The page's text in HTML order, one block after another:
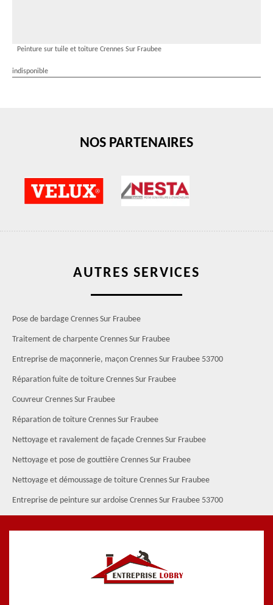
Peinture sur tuile et toiture Crennes Sur Fraubee
indisponible
NOS PARTENAIRES
AUTRES SERVICES
Pose de bardage Crennes Sur Fraubee
Traitement de charpente Crennes Sur Fraubee
Entreprise de maçonnerie, maçon Crennes Sur Fraubee 53700
Réparation fuite de toiture Crennes Sur Fraubee
Couvreur Crennes Sur Fraubee
Réparation de toiture Crennes Sur Fraubee
Nettoyage et ravalement de façade Crennes Sur Fraubee
Nettoyage et pose de gouttière Crennes Sur Fraubee
Nettoyage et démoussage de toiture Crennes Sur Fraubee
Entreprise de peinture sur ardoise Crennes Sur Fraubee 53700